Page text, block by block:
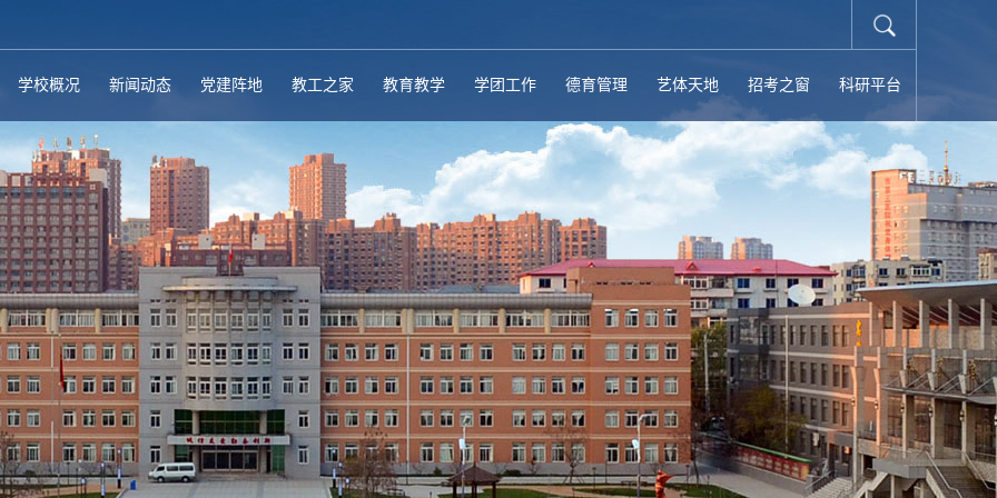
学校概况 新闻动态 党建阵地 教工之家 教育教学 学团工作 德育管理 艺体天地 招考之窗 科研平台